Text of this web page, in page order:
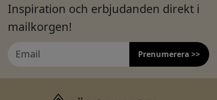
Inspiration och erbjudanden direkt i
mailkorgen!
Prenumerera >>